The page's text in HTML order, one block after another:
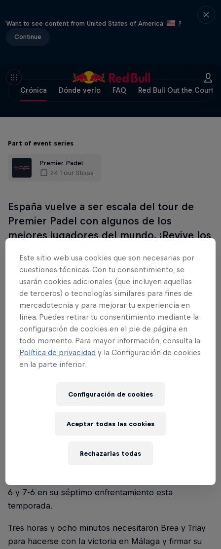
Want to see content from United States of America
?
Continue
Crónica Dónde verlo FAQ Red Bull Out the Court
Part of event series
Premier Padel
24 Tour Stops
España vuelve a ser escala del tour de
Premier Padel con algunos de los
mejores jugadores del mundo. ¡Revive los
Premier Padel P1!
Málaga vibró a lo grande con este espectacular
Andalucía Málaga Premier Padel P1 en donde unos
impecables Agustín Tapia y Arturo Coello se hacían
con el título, en menos de dos horas, frente a unos
Juan Lebrón y Leo Augsburger que acusaron el
duro enfrentamiento de semifinales ante Ale Galán
y Fede Chingotto.
Con este triunfo, Tapia y Coello, que hoy firmaban
Valladolid, Burdeos y Málaga.
En el apartado femenino, Delfi Brea y Gemma Triay
6 y 7-6 en su séptimo enfrentamiento esta
temporada.
Tres horas y ocho minutos necesitaron Brea y Triay
para hacerse con la victoria en Málaga y firmar su
Este sitio web usa cookies que son necesarias por
cuestiones técnicas. Con tu consentimiento, se
usarán cookies adicionales (que incluyen aquellas
de terceros) o tecnologías similares para fines de
mercadotecnia y para mejorar tu experiencia en
línea. Puedes retirar tu consentimiento mediante la
configuración de cookies en el pie de página en
todo momento. Para mayor información, consulta la
Política de privacidad y la Configuración de cookies
en la parte inferior.
Configuración de cookies
Rechazarlas todas
Aceptar todas las cookies